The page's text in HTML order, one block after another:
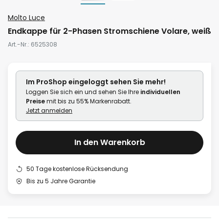
Anfang
der
Bildgalerie
Molto Luce
Endkappe für 2-Phasen Stromschiene Volare, weiß
Art.-Nr. 6525308
Im ProShop eingeloggt sehen Sie mehr!
Loggen Sie sich ein und sehen Sie Ihre individuellen
Preisemit bis zu 55% Markenrabatt.
Jetzt anmelden
In den Warenkorb
50 Tage kostenlose Rücksendung
Bis zu 5 Jahre Garantie